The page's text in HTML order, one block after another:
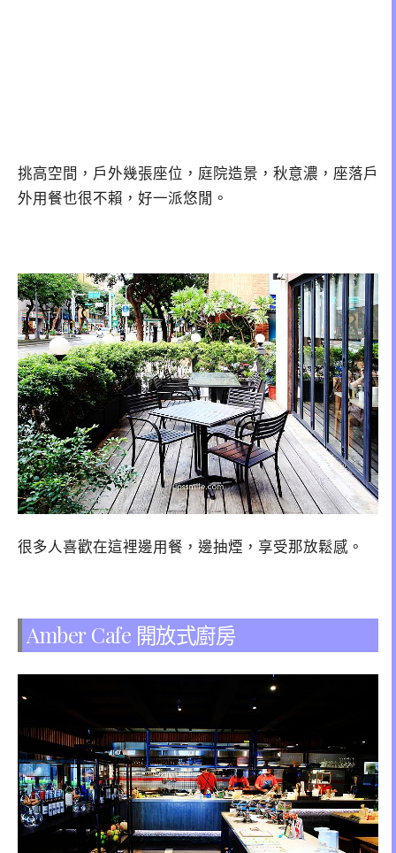
挑高空間，戶外幾張座位，庭院造景，秋意濃，座落戶
外用餐也很不賴，好一派悠閒。
很多人喜歡在這裡邊用餐，邊抽煙，享受那放鬆感。
Amber Cafe 開放式廚房